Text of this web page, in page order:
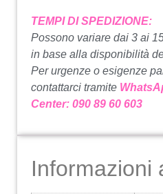
TEMPI DI SPEDIZIONE:
Possono variare dai 3 ai
in base alla disponibilità
Per urgenze o esigenze
contattarci tramite
Center: 090 89 60 603
Informazioni